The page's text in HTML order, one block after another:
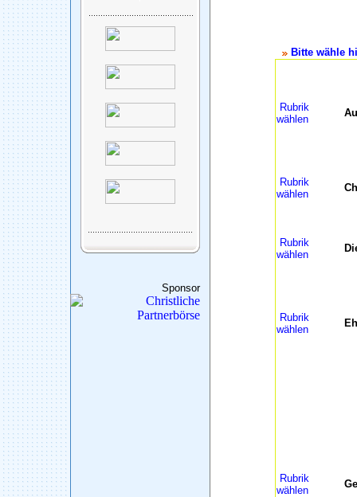
Sponsor
Bitte wähle
Rubrik
wählen
Rubrik
wählen
Rubrik
wählen
Rubrik
wählen
Rubrik
wählen